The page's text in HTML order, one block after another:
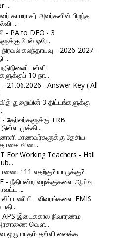
...
காமராசர் அவர்களின் பிறந்த
...
- PA to DEO - 3
மேல் ஒரே...
நிரவல் கலந்தாய்வு - 2026-2027-
...
பள்ளி
10 நா...
- 21.06.2026 - Answer Key ( All
துறையின் 3 திட்டங்களுக்கு
- தேர்வர்களுக்கு TRB
முக்கி...
மாணவர்களுக்கு தேசிய
விண...
For Working Teachers - Hall
111 எதற்கு? யாருக்கு?
- நீதிமன்ற வழக்குகளை ஆய்வு
...
பணியிட விவரங்களை EMIS
இடைக்கால நிவாரணம்
வெள...
ஒரு மாதம் தள்ளி வைக்க